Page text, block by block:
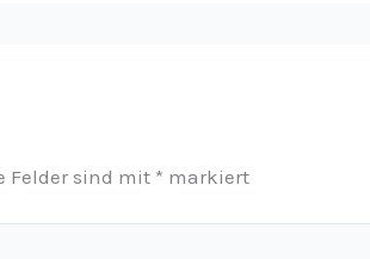
Felder sind mit * markiert